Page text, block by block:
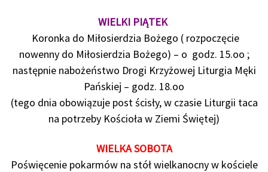
WIELKI PIĄTEK
Koronka do Miłosierdzia Bożego ( rozpoczęcie
nowenny do Miłosierdzia Bożego) – o godz. 15.oo ;
następnie nabożeństwo Drogi Krzyżowej Liturgia Męki
Pańskiej – godz. 18.oo
(tego dnia obowiązuje post ścisły, w czasie Liturgii taca
na potrzeby Kościoła w Ziemi Świętej)
WIELKA SOBOTA
Poświęcenie pokarmów na stół wielkanocny w kościele